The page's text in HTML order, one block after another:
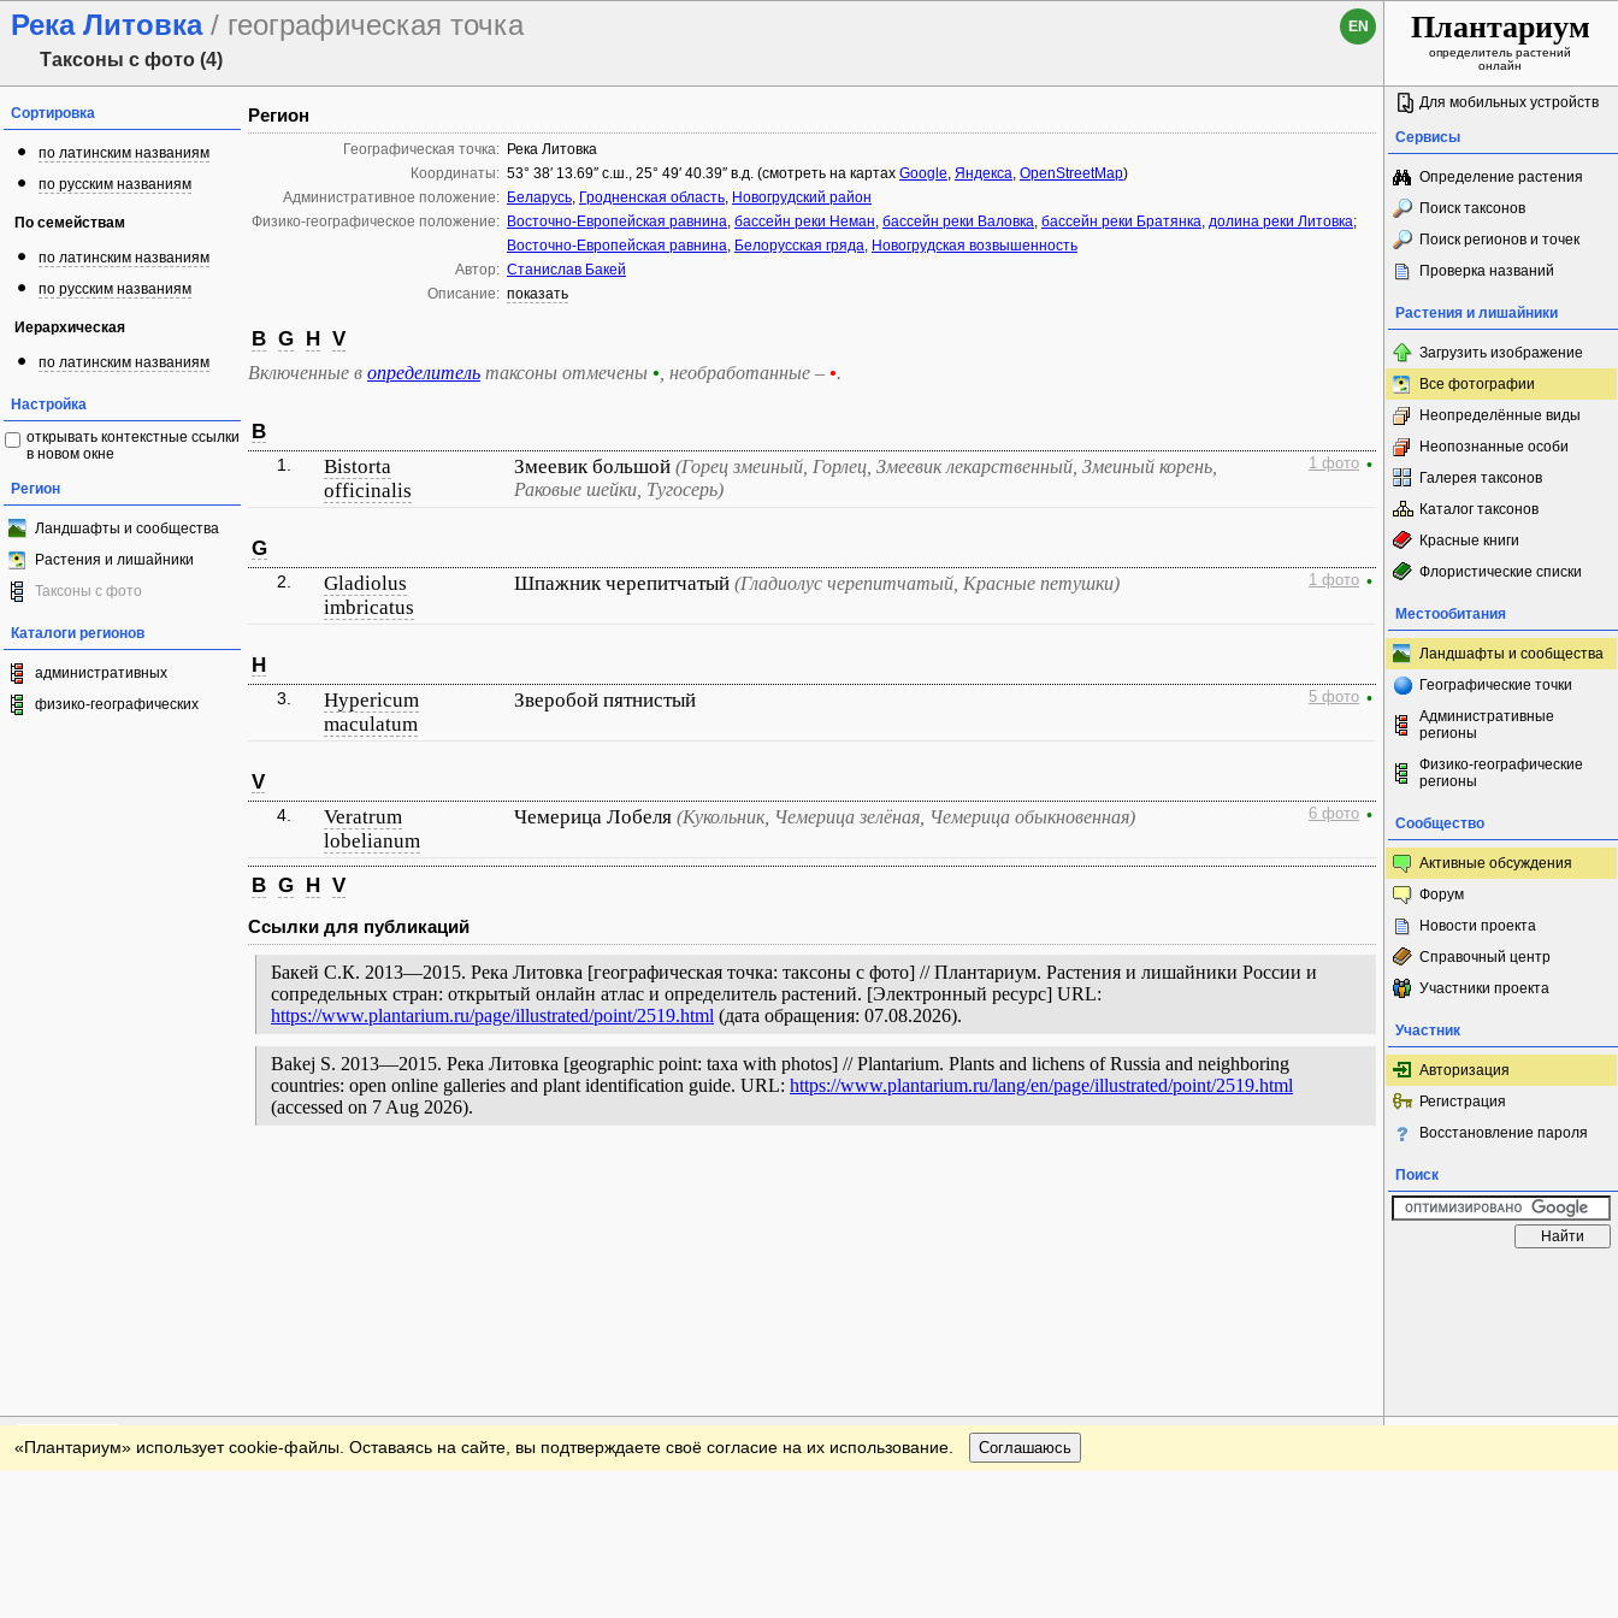
Река Литовка / географическая точка
Таксоны с фото (4)
EN Плантариум
определитель растений
онлайн
Сортировка
по латинским названиям
по русским названиям
По семействам
по латинским названиям
по русским названиям
Иерархическая
по латинским названиям
Настройка
открывать контекстные ссылки
в новом окне
Регион
Ландшафты и сообщества
Растения и лишайники
Таксоны с фото
Каталоги регионов
административных
физико-географических
Регион
Географическая точка: Река Литовка
Координаты: 53° 38′ 13.69″ с.ш., 25° 49′ 40.39″ в.д. (смотреть на картах Google, Яндекса, OpenStreetMap)
Административное положение: Беларусь, Гродненская область, Новогрудский район
Физико-географическое положение: Восточно-Европейская равнина, бассейн реки Неман, бассейн реки Валовка, бассейн реки Братянка, долина реки Литовка;
Восточно-Европейская равнина, Белорусская гряда, Новогрудская возвышенность
Автор: Станислав Бакей
Описание: показать
B G H V
Включенные в определитель таксоны отмечены • , необработанные – •.
B
1.
Bistorta
officinalis
Змеевик большой (Горец змеиный, Горлец, Змеевик лекарственный, Змеиный корень,
Раковые шейки, Тугосерь)
1 фото •
G
2.
Gladiolus
imbricatus
Шпажник черепитчатый (Гладиолус черепитчатый, Красные петушки) 1 фото •
H
3.
Hypericum
maculatum
Зверобой пятнистый 5 фото •
V
4.
Veratrum
lobelianum
Чемерица Лобеля (Кукольник, Чемерица зелёная, Чемерица обыкновенная) 6 фото •
B G H V
Ссылки для публикаций
Бакей С.К. 2013—2015. Река Литовка [географическая точка: таксоны с фото] // Плантариум. Растения и лишайники России и
сопредельных стран: открытый онлайн атлас и определитель растений. [Электронный ресурс] URL:
https://www.plantarium.ru/page/illustrated/point/2519.html (дата обращения: 07.08.2026).
Bakej S. 2013—2015. Река Литовка [geographic point: taxa with photos] // Plantarium. Plants and lichens of Russia and neighboring
countries: open online galleries and plant identification guide. URL: https://www.plantarium.ru/lang/en/page/illustrated/point/2519.html
(accessed on 7 Aug 2026).
Для мобильных устройств
Сервисы
Определение растения
Поиск таксонов
Поиск регионов и точек
Проверка названий
Растения и лишайники
Загрузить изображение
Все фотографии
Неопределённые виды
Неопознанные особи
Галерея таксонов
Каталог таксонов
Красные книги
Флористические списки
Местообитания
Ландшафты и сообщества
Географические точки
Административные
регионы
Физико-географические
регионы
Сообщество
Активные обсуждения
Форум
Новости проекта
Справочный центр
Участники проекта
Участник
Авторизация
Регистрация
Восстановление пароля
Поиск
Обратная связь
«Плантариум» использует cookie-файлы. Оставаясь на сайте, вы подтверждаете своё согласие на их использование. Соглашаюсь